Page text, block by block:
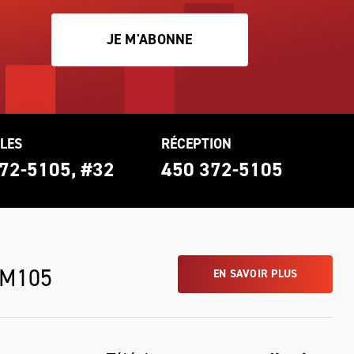
JE M'ABONNE
5105, #32
RÉCEPTION
450 372-5105
EN SAVOIR PLUS